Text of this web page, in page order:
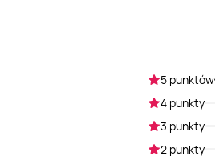
5 punktów
4 punkty
3 punkty
2 punkty